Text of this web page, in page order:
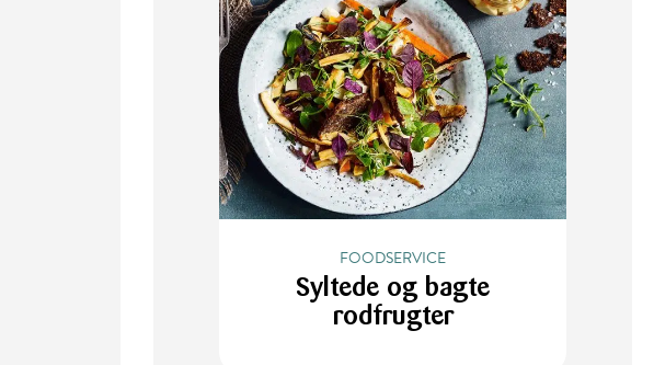
FOODSERVICE
Syltede og bagte
rodfrugter